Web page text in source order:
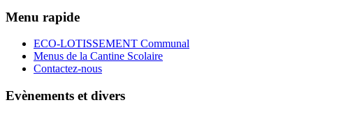
Menu rapide
ECO-LOTISSEMENT Communal
Menus de la Cantine Scolaire
Contactez-nous
Evènements et divers